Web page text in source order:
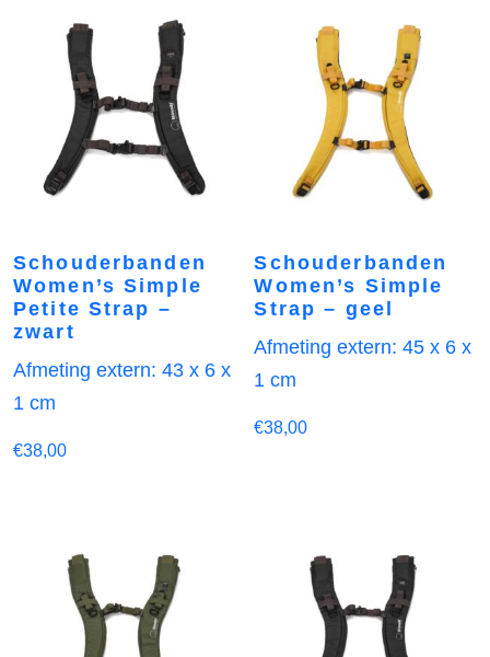
Schouderbanden
Women’s Simple
Petite Strap –
zwart
Afmeting extern: 43 x 6 x
1 cm
€38,00
Schouderbanden
Women’s Simple
Strap – geel
Afmeting extern: 45 x 6 x
1 cm
€38,00